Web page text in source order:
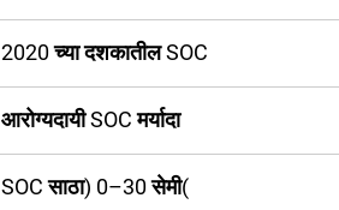
2020 च्या दशकातील SOC
आरोग्यदायी SOC मर्यादा
SOC साठा) 0–30 सेमी(